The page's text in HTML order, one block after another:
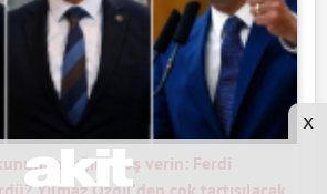
boş verin: Ferdi
Yılmaz Özdil’den çok tartışılacak
x